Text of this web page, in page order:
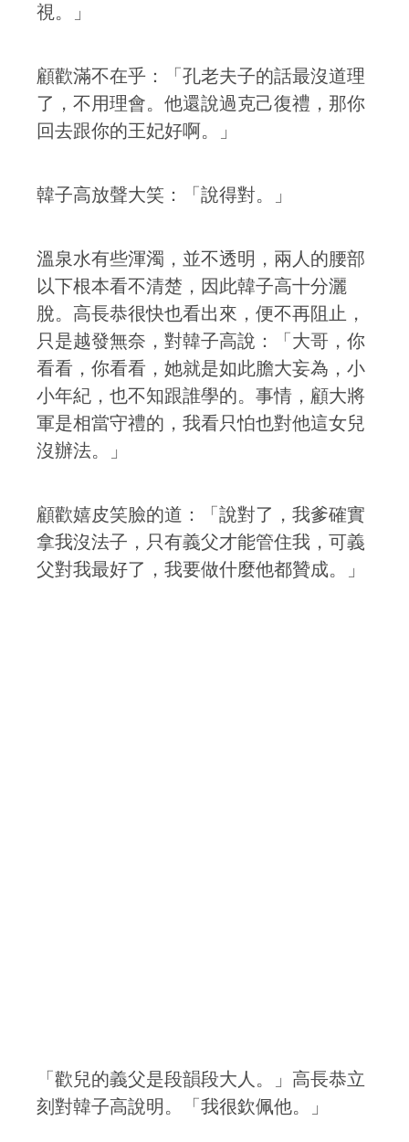
視。」
顧歡滿不在乎：「孔老夫子的話最沒道理
了，不用理會。他還說過克己復禮，那你
回去跟你的王妃好啊。」
韓子高放聲大笑：「說得對。」
溫泉水有些渾濁，並不透明，兩人的腰部
以下根本看不清楚，因此韓子高十分灑
脫。高長恭很快也看出來，便不再阻止，
只是越發無奈，對韓子高說：「大哥，你
看看，你看看，她就是如此膽大妄為，小
小年紀，也不知跟誰學的。事情，顧大將
軍是相當守禮的，我看只怕也對他這女兒
沒辦法。」
顧歡嬉皮笑臉的道：「說對了，我爹確實
拿我沒法子，只有義父才能管住我，可義
父對我最好了，我要做什麼他都贊成。」
「歡兒的義父是段韻段大人。」高長恭立
刻對韓子高說明。「我很欽佩他。」